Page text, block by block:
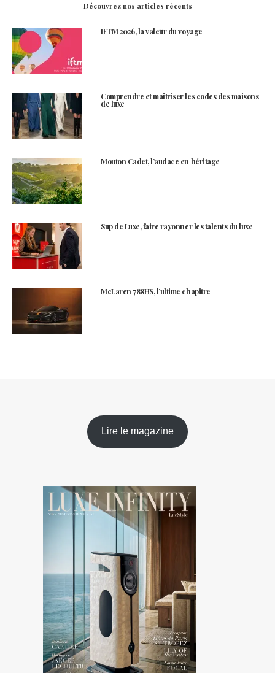
Découvrez nos articles récents
IFTM 2026, la valeur du voyage
Comprendre et maîtriser les codes des maisons
de luxe
Mouton Cadet, l’audace en héritage
Sup de Luxe, faire rayonner les talents du luxe
McLaren 788HS, l’ultime chapitre
Lire le magazine